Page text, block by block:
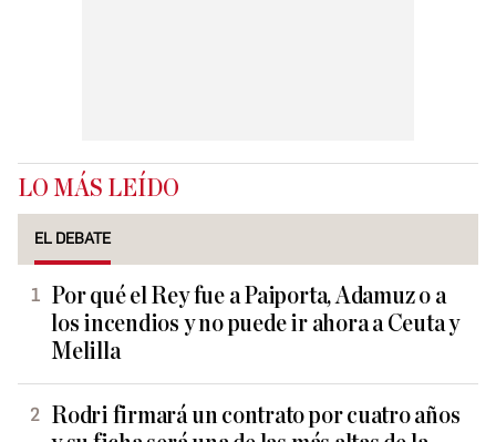
LO MÁS LEÍDO
EL DEBATE
Por qué el Rey fue a Paiporta, Adamuz o a
los incendios y no puede ir ahora a Ceuta y
Melilla
Rodri firmará un contrato por cuatro años